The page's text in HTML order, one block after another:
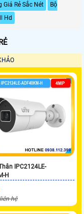
Giá Rẻ Sắc Nét
Bộ
Hd
IPC2124LE-
H
hệ